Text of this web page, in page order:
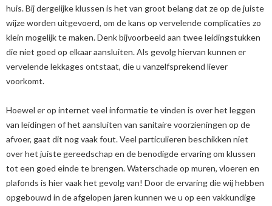
huis. Bij dergelijke klussen is het van groot belang dat ze op de juiste
wijze worden uitgevoerd, om de kans op vervelende complicaties zo
klein mogelijk te maken. Denk bijvoorbeeld aan twee leidingstukken
die niet goed op elkaar aansluiten. Als gevolg hiervan kunnen er
vervelende lekkages ontstaat, die u vanzelfsprekend liever
voorkomt.
Hoewel er op internet veel informatie te vinden is over het leggen
van leidingen of het aansluiten van sanitaire voorzieningen op de
afvoer, gaat dit nog vaak fout. Veel particulieren beschikken niet
over het juiste gereedschap en de benodigde ervaring om klussen
tot een goed einde te brengen. Waterschade op muren, vloeren en
plafonds is hier vaak het gevolg van! Door de ervaring die wij hebben
opgebouwd in de afgelopen jaren kunnen we u op een vakkundige